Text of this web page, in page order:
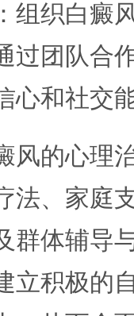
：组织白癜
过团队合
心和社交
风的心理
法、家庭
群体辅导
立积极的